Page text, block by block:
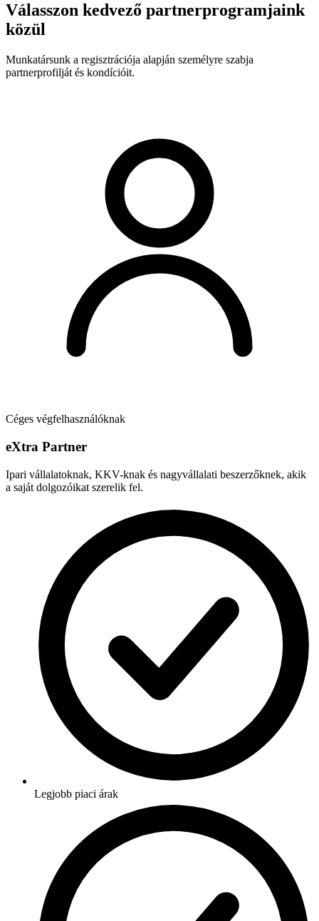
Válasszon kedvező partnerprogramjaink
közül
Munkatársunk a regisztrációja alapján személyre szabja
partnerprofilját és kondícióit.
Céges végfelhasználóknak
eXtra Partner
Ipari vállalatoknak, KKV-knak és nagyvállalati beszerzőknek, akik
a saját dolgozóikat szerelik fel.
Legjobb piaci árak